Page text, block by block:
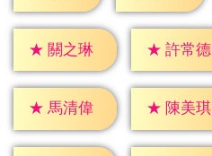
★ 關之琳 ★ 許常德
★ 馬清偉 ★ 陳美琪